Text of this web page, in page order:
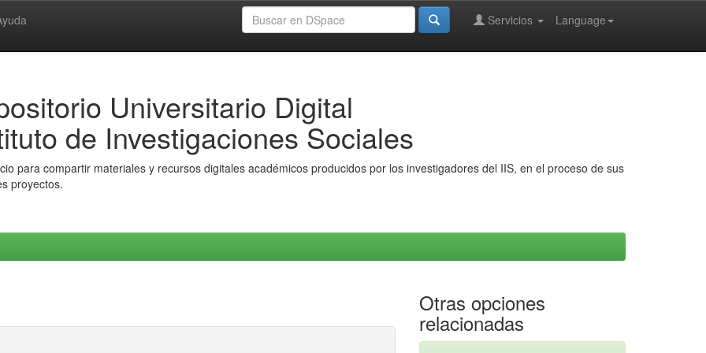
Language
Servicios
Universitario Digital
de Investigaciones Sociales
para compartir materiales y recursos digitales académicos producidos por los investigadores del IIS, en el proceso de sus
proyectos.
Otras opciones
relacionadas